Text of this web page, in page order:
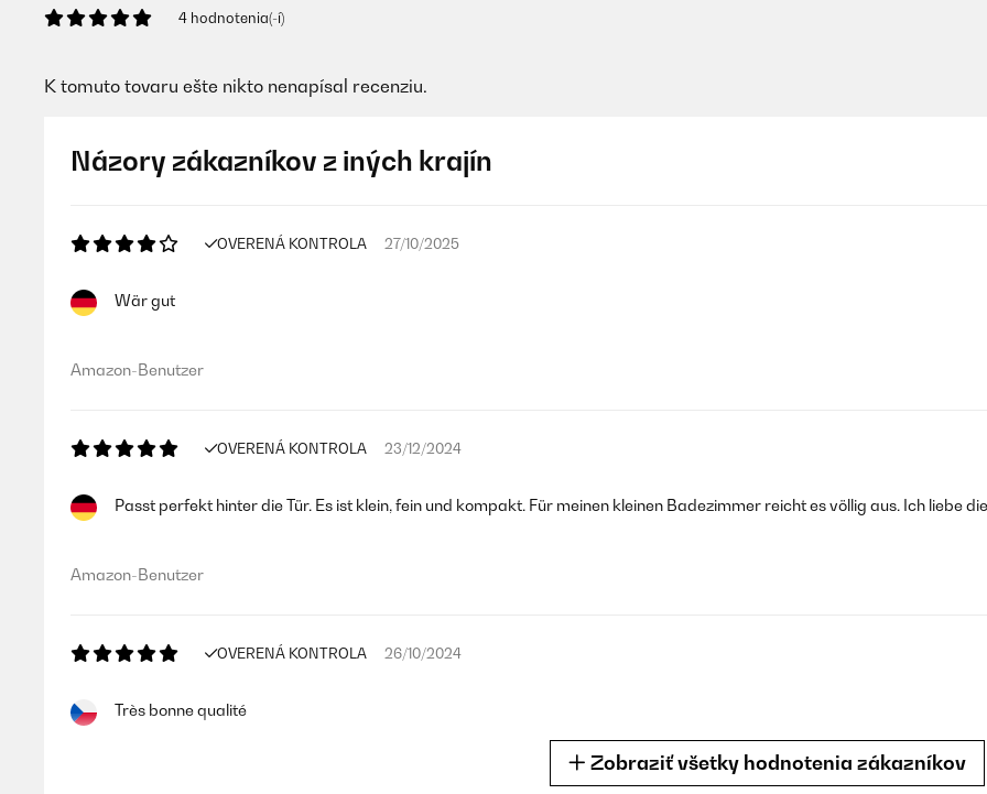
4 hodnotenia(-í)
K tomuto tovaru ešte nikto nenapísal recenziu.
Názory zákazníkov z iných krajín
OVERENÁ KONTROLA 27/10/2025
Wär gut
Amazon-Benutzer
OVERENÁ KONTROLA 23/12/2024
Passt perfekt hinter die Tür. Es ist klein, fein und kompakt. Für meinen kleinen Badezimmer reicht es völlig aus. Ich liebe
Amazon-Benutzer
OVERENÁ KONTROLA 26/10/2024
Très bonne qualité
Zobraziť všetky hodnotenia zákazníkov